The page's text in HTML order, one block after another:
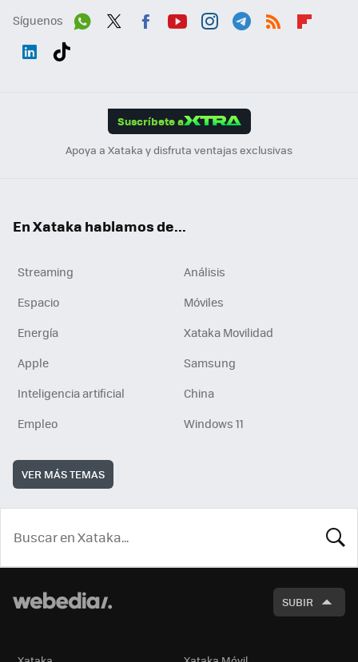
Síguenos
Suscríbete a
Apoya a Xataka y disfruta ventajas exclusivas
En Xataka hablamos de...
Streaming
Análisis
Espacio
Móviles
Energía
Xataka Movilidad
Apple
Samsung
Inteligencia artificial
China
Empleo
Windows 11
VER MÁS TEMAS
SUBIR